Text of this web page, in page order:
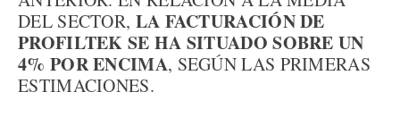
DEL SECTOR, LA FACTURACIÓN DE
PROFILTEK SE HA SITUADO SOBRE UN
4% POR ENCIMA, SEGÚN LAS PRIMERAS
ESTIMACIONES.